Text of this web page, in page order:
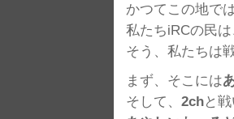
かつてこの地で
私たちiRCの民
そう、私たちは
まず、そこには
そして、 2chと